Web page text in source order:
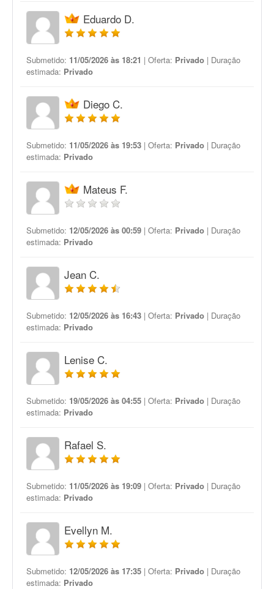
Eduardo D.
Submetido: 11/05/2026 às 18:21 | Oferta: Privado | Duração
estimada: Privado
Diego C.
Submetido: 11/05/2026 às 19:53 | Oferta: Privado | Duração
estimada: Privado
Mateus F.
Submetido: 12/05/2026 às 00:59 | Oferta: Privado | Duração
estimada: Privado
Jean C.
Submetido: 12/05/2026 às 16:43 | Oferta: Privado | Duração
estimada: Privado
Lenise C.
Submetido: 19/05/2026 às 04:55 | Oferta: Privado | Duração
estimada: Privado
Rafael S.
Submetido: 11/05/2026 às 19:09 | Oferta: Privado | Duração
estimada: Privado
Evellyn M.
Submetido: 12/05/2026 às 17:35 | Oferta: Privado | Duração
estimada: Privado